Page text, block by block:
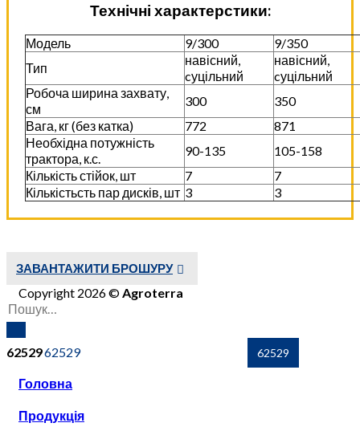
Технічні характерстики:
Модель 9/300
9/350
Тип
навісний,
cуцільний
навісний,
cуцільний
Робоча ширина захвату,
см
300
350
Вага, кг (без катка)
772
871
Необхідна потужність
трактора, к.с.
90-135
105-158
Кількість стійок, шт
7
7
Кількістьсть пар дисків, шт 3 3
ЗАВАНТАЖИТИ БРОШУРУ
Copyright 2026 ©Agroterra
62529
Головна
Продукція